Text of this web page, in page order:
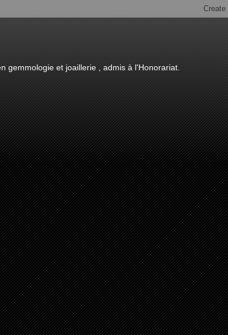
gemmologie et joaillerie , admis à l'Honorariat.